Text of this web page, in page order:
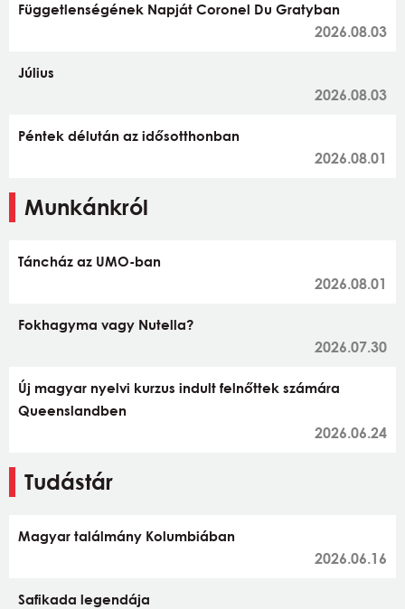
Függetlenségének Napját Coronel Du Gratyban
2026.08.03
Július
2026.08.03
Péntek délután az idősotthonban
2026.08.01
Munkánkról
Táncház az UMO-ban
2026.08.01
Fokhagyma vagy Nutella?
2026.07.30
Új magyar nyelvi kurzus indult felnőttek számára
Queenslandben
2026.06.24
Tudástár
Magyar találmány Kolumbiában
2026.06.16
Safikada legendája